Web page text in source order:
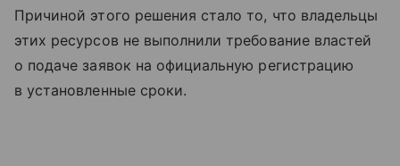
Причиной этого решения стало то, что владельцы
этих ресурсов не выполнили требование властей
о подаче заявок на официальную регистрацию
в установленные сроки.